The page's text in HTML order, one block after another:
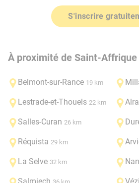
S'inscrire
À proximité de Saint-Affrique
Belmont-sur-Rance 19 km
Lestrade-et-Thouels 22 km
Salles-Curan 26 km
Réquista 29 km
La Selve 32 km